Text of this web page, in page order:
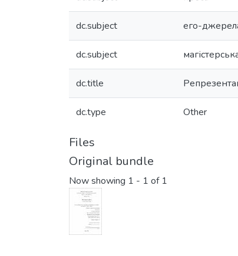
dc.subject его-
dc.subject
dc.title
dc.type Other
Files
Original bundle
Now showing 1 - 1 of 1